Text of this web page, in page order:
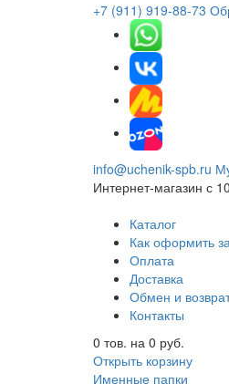
+7 (911) 919-88-73
info@uchenik-spb.ru
Интернет-магазин с
Каталог
Как оформить
Оплата
Доставка
Обмен и
Контакты
0 тов. на 0 руб.
Открыть корзину
Именные папки